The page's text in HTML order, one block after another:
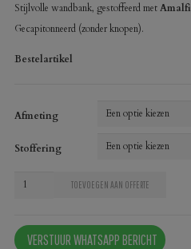
Stijlvolle wandbank, gestoffeerd metAmalfi
Gecapitonneerd (zonder knopen).
Bestelartikel
Afmeting
Stoffering
Wandbank
aantal
TOEVOEGEN AAN OFFERTE
VERSTUUR WHATSAPP BERICHT